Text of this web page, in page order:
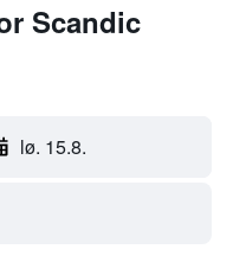
Scandic
lø. 15.8.